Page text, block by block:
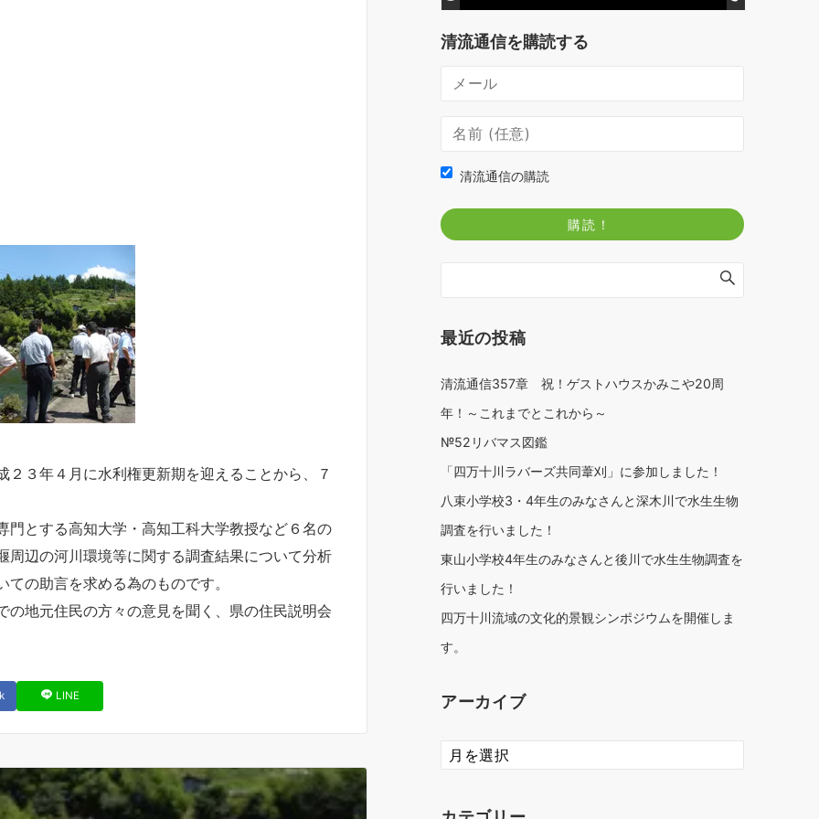
３年４月に水利権更新期を迎えることから、７
とする高知大学・高知工科大学教授など６名の
辺の河川環境等に関する調査結果について分析
の助言を求める為のものです。
地元住民の方々の意見を聞く、県の住民説明会
LINE
清流通信を購読する
清流通信の購読
最近の投稿
清流通信357章 祝！ゲストハウスかみこや20周
年！～これまでとこれから～
№52リバマス図鑑
「四万十川ラバーズ共同葦刈」に参加しました！
八束小学校3・4年生のみなさんと深木川で水生生物
調査を行いました！
東山小学校4年生のみなさんと後川で水生生物調査を
行いました！
四万十川流域の文化的景観シンポジウムを開催しま
す。
アーカイブ
ア
ー